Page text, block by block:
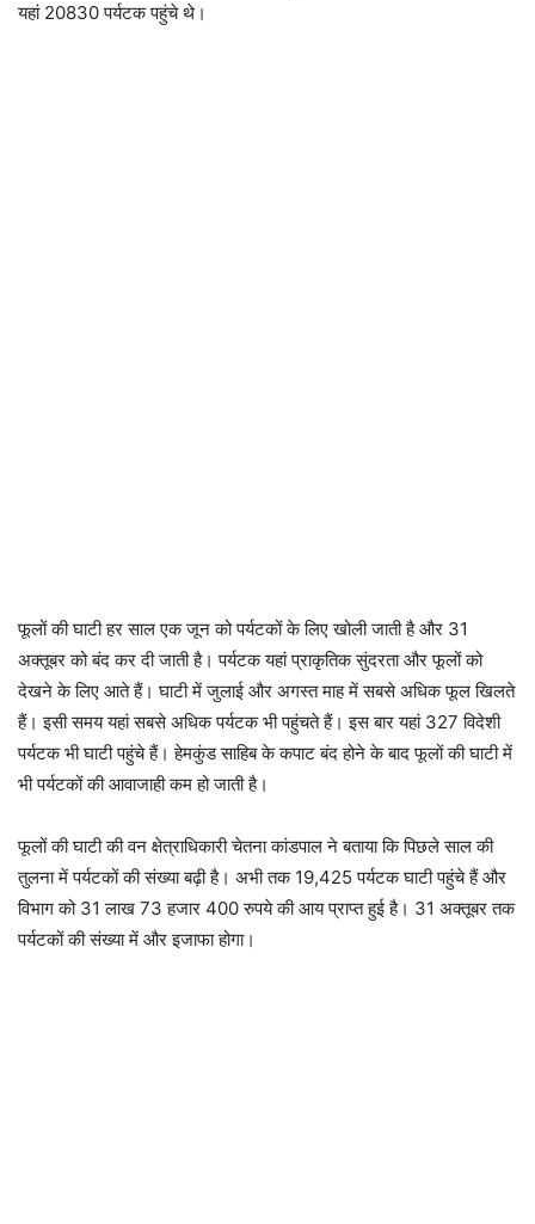
यहां 20830 पर्यटक पहुंचे थे।
फूलों की घाटी हर साल एक जून को पर्यटकों के लिए खोली जाती है और 31
अक्तूबर को बंद कर दी जाती है। पर्यटक यहां प्राकृतिक सुंदरता और फूलों को
देखने के लिए आते हैं। घाटी में जुलाई और अगस्त माह में सबसे अधिक फूल खिलते
हैं। इसी समय यहां सबसे अधिक पर्यटक भी पहुंचते हैं। इस बार यहां 327 विदेशी
पर्यटक भी घाटी पहुंचे हैं। हेमकुंड साहिब के कपाट बंद होने के बाद फूलों की घाटी में
भी पर्यटकों की आवाजाही कम हो जाती है।
फूलों की घाटी की वन क्षेत्राधिकारी चेतना कांडपाल ने बताया कि पिछले साल की
तुलना में पर्यटकों की संख्या बढ़ी है। अभी तक 19,425 पर्यटक घाटी पहुंचे हैं और
विभाग को 31 लाख 73 हजार 400 रुपये की आय प्राप्त हुई है। 31 अक्तूबर तक
पर्यटकों की संख्या में और इजाफा होगा।